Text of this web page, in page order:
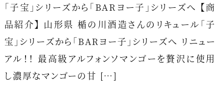
「子宝」シリーズから「BARヨー子」シリーズへ 【商
品紹介】 山形県 楯の川酒造さんのリキュール「子
宝」シリーズから「BARヨー子」シリーズへ リニュー
アル！！ 最高級アルフォンソマンゴーを贅沢に使用
し濃厚なマンゴーの甘 […]